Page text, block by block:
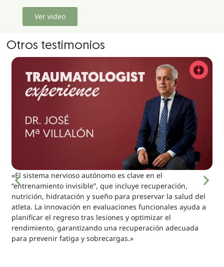
Ver video
Otros testimonios
«El sistema nervioso autónomo es clave en el
“entrenamiento invisible”, que incluye recuperación,
nutrición, hidratación y sueño para preservar la salud del
atleta. La innovación en evaluaciones funcionales ayuda a
planificar el regreso tras lesiones y optimizar el
rendimiento, garantizando una recuperación adecuada
para prevenir fatiga y sobrecargas.»